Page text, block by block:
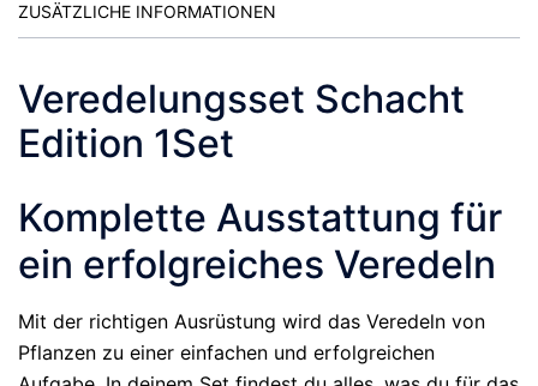
ZUSÄTZLICHE INFORMATIONEN
Veredelungsset Schacht
Edition 1Set
Komplette Ausstattung für
ein erfolgreiches Veredeln
Mit der richtigen Ausrüstung wird das Veredeln von
Pflanzen zu einer einfachen und erfolgreichen